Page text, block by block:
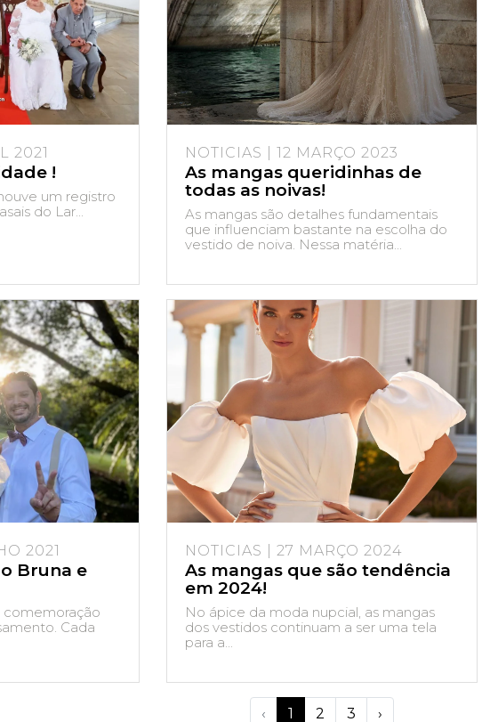
2021
!
um registro
do Lar...
NOTICIAS | 12 MARÇO 2023
As mangas queridinhas de
todas as noivas!
As mangas são detalhes fundamentais
que influenciam bastante na escolha do
vestido de noiva. Nessa matéria...
2021
Bruna e
comemoração
Cada
NOTICIAS | 27 MARÇO 2024
As mangas que são tendência
em 2024!
No ápice da moda nupcial, as mangas
dos vestidos continuam a ser uma tela
para a...
‹ 1 2 3 ›